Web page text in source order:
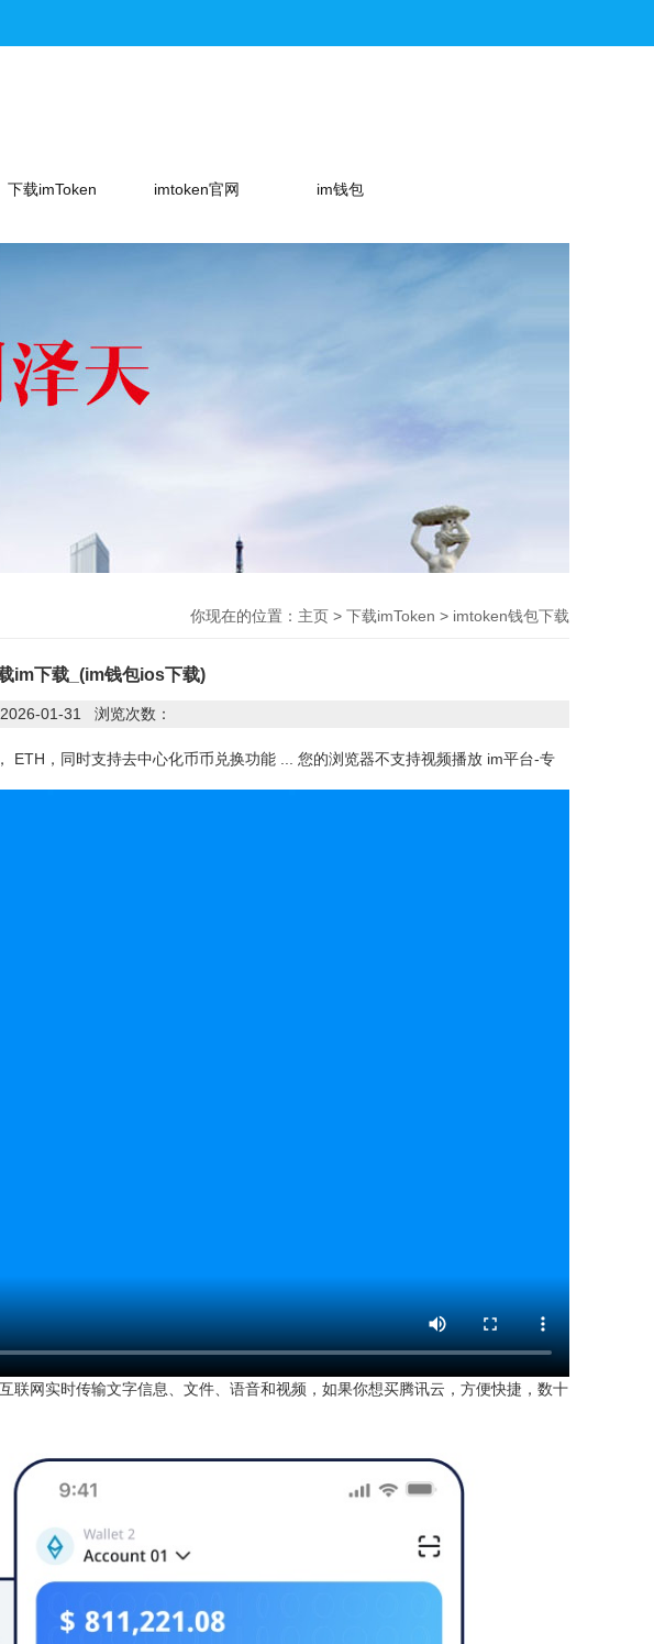
下载imToken imtoken官网 im钱包
你现在的位置： 主页> 下载imToken > imtoken钱包下载
im下载_(im钱包ios下载)
01-31 浏览次数：
，同时支持去中心化币币兑换功能 ... 您的浏览器不支持视频播放 im平台-专
网实时传输文字信息、文件、语音和视频，如果你想买腾讯云，方便快捷，数十